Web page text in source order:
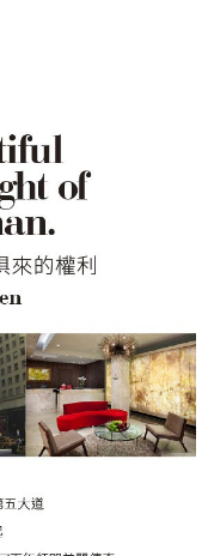
若發現惡意使用之情形，
度並採取法律行動。